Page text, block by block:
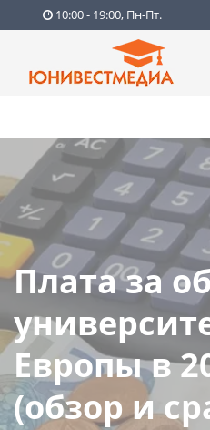
10:00 - 19:00, Пн-Пт.
Плата за
Европы в
(обзор и